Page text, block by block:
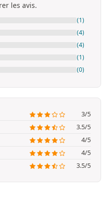
les avis.
(1)
(4)
(4)
(1)
(0)
3/5
3.5/5
4/5
4/5
3.5/5